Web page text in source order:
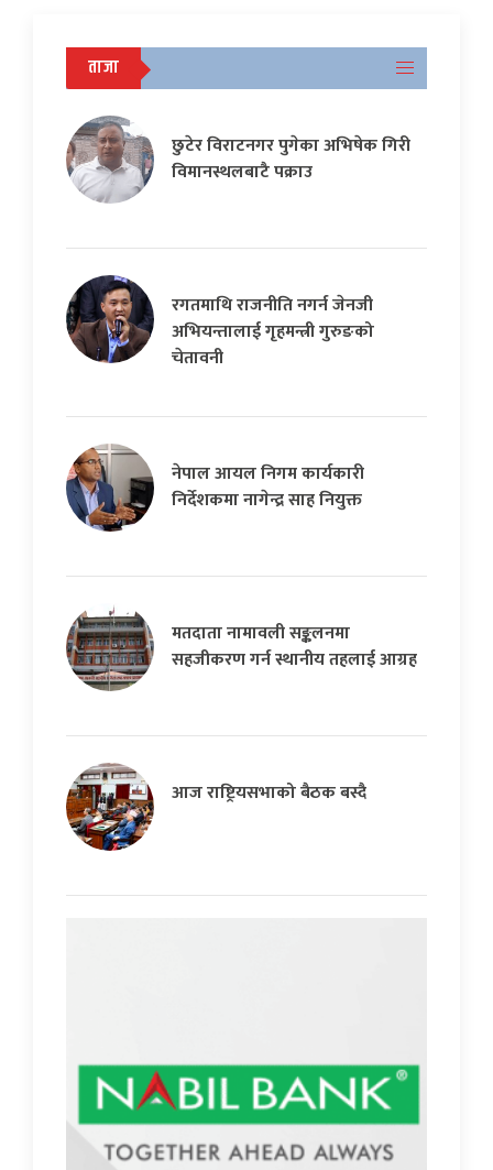
ताजा
छुटेर विराटनगर पुगेका अभिषेक गिरी
विमानस्थलबाटै पक्राउ
रगतमाथि राजनीति नगर्न जेनजी
अभियन्तालाई गृहमन्त्री गुरुङको
चेतावनी
नेपाल आयल निगम कार्यकारी
निर्देशकमा नागेन्द्र साह नियुक्त
मतदाता नामावली सङ्कलनमा
सहजीकरण गर्न स्थानीय तहलाई आग्रह
आज राष्ट्रियसभाको बैठक बस्दै